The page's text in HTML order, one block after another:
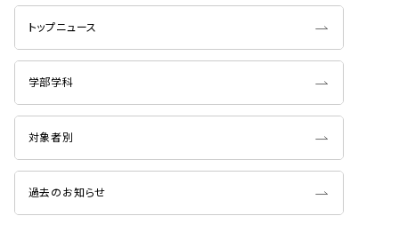
トップニュース
学部学科
対象者別
過去のお知らせ